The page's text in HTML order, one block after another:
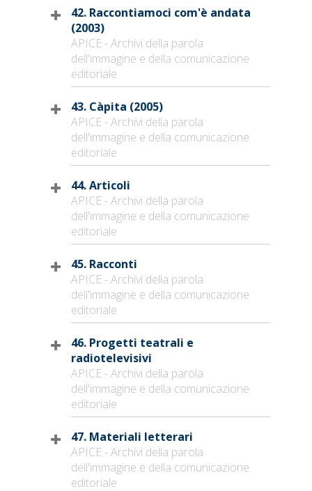
42. Raccontiamoci com'è andata
(2003)
APICE - Archivi della parola
dell'immagine e della comunicazione
editoriale
43. Càpita (2005)
APICE - Archivi della parola
dell'immagine e della comunicazione
editoriale
44. Articoli
APICE - Archivi della parola
dell'immagine e della comunicazione
editoriale
45. Racconti
APICE - Archivi della parola
dell'immagine e della comunicazione
editoriale
46. Progetti teatrali e
radiotelevisivi
APICE - Archivi della parola
dell'immagine e della comunicazione
editoriale
47. Materiali letterari
APICE - Archivi della parola
dell'immagine e della comunicazione
editoriale